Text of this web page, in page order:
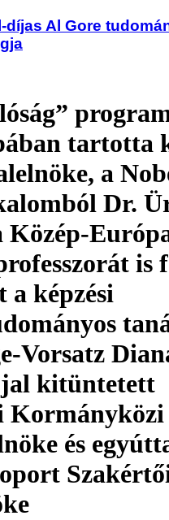
díjas Al Gore
tartotta
a
Dr.
Közép-
is
a képzési
Vorsatz
kitüntetett
Kormányközi
és